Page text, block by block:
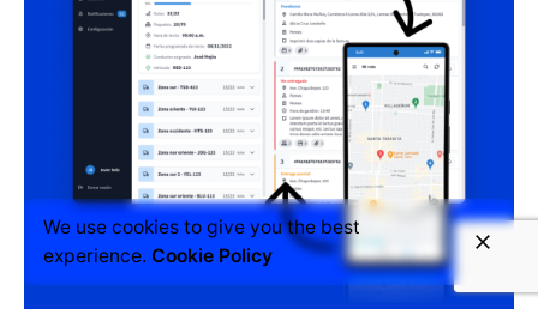
We use cookies to give you the best
experience. Cookie Policy